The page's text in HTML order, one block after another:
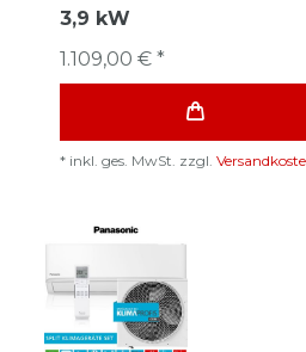
3,9 kW
1.109,00 € *
* inkl. ges. MwSt. zzgl.